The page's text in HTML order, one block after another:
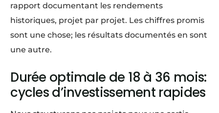
rapport documentant les rendements
historiques, projet par projet. Les chiffres promis
sont une chose; les résultats documentés en sont
une autre.
Durée optimale de 18 à 36 mois:
cycles d’investissement rapides